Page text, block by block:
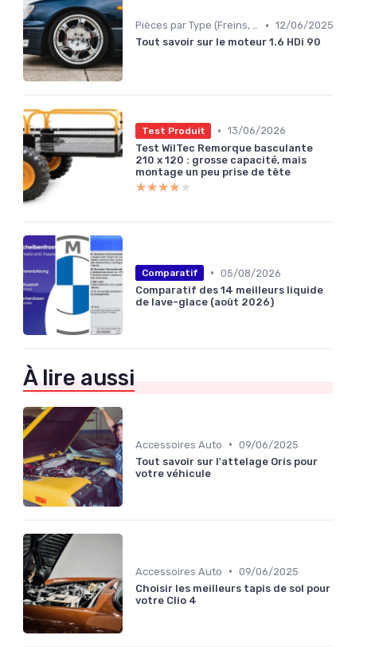
Pièces par Type (Freins, Moteur, etc.) • 12/06/2025
Tout savoir sur le moteur 1.6 HDi 90
Test Produit • 13/06/2026
Test WilTec Remorque basculante
210 x 120 : grosse capacité, mais
montage un peu prise de tête
★★★★★
★★★★★
Comparatif • 05/08/2026
Comparatif des 14 meilleurs liquide
de lave-glace (août 2026)
À lire aussi
Accessoires Auto • 09/06/2025
Tout savoir sur l'attelage Oris pour
votre véhicule
Accessoires Auto • 09/06/2025
Choisir les meilleurs tapis de sol pour
votre Clio 4